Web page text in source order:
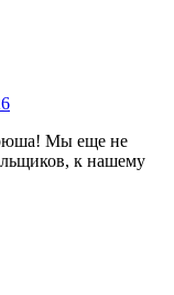
Мы еще не
к нашему